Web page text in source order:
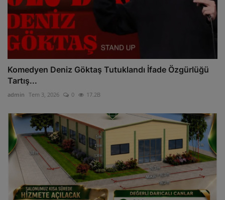
Komedyen Deniz Göktaş Tutuklandı İfade Özgürlüğü
Tartış...
admin Tem 3, 2026 0 17.2B